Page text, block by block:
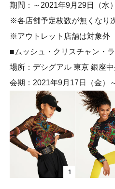
期間：～2021年9月29日（水）
※各店舗予定枚数が無くなり
※アウトレット店舗は対象外
■ムッシュ・クリスチャン・
場所：デシグアル 東京 銀座
会期：2021年9月17日（金）
1